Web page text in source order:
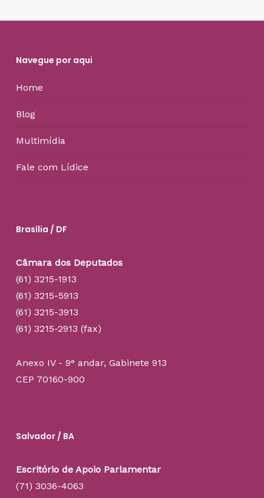
Navegue por aqui
Home
Blog
Multimídia
Fale com Lídice
Brasília / DF
Câmara dos Deputados
(61) 3215-1913
(61) 3215-5913
(61) 3215-3913
(61) 3215-2913 (fax)
Anexo IV - 9° andar, Gabinete 913
CEP 70160-900
Salvador / BA
Escritório de Apoio Parlamentar
(71) 3036-4063